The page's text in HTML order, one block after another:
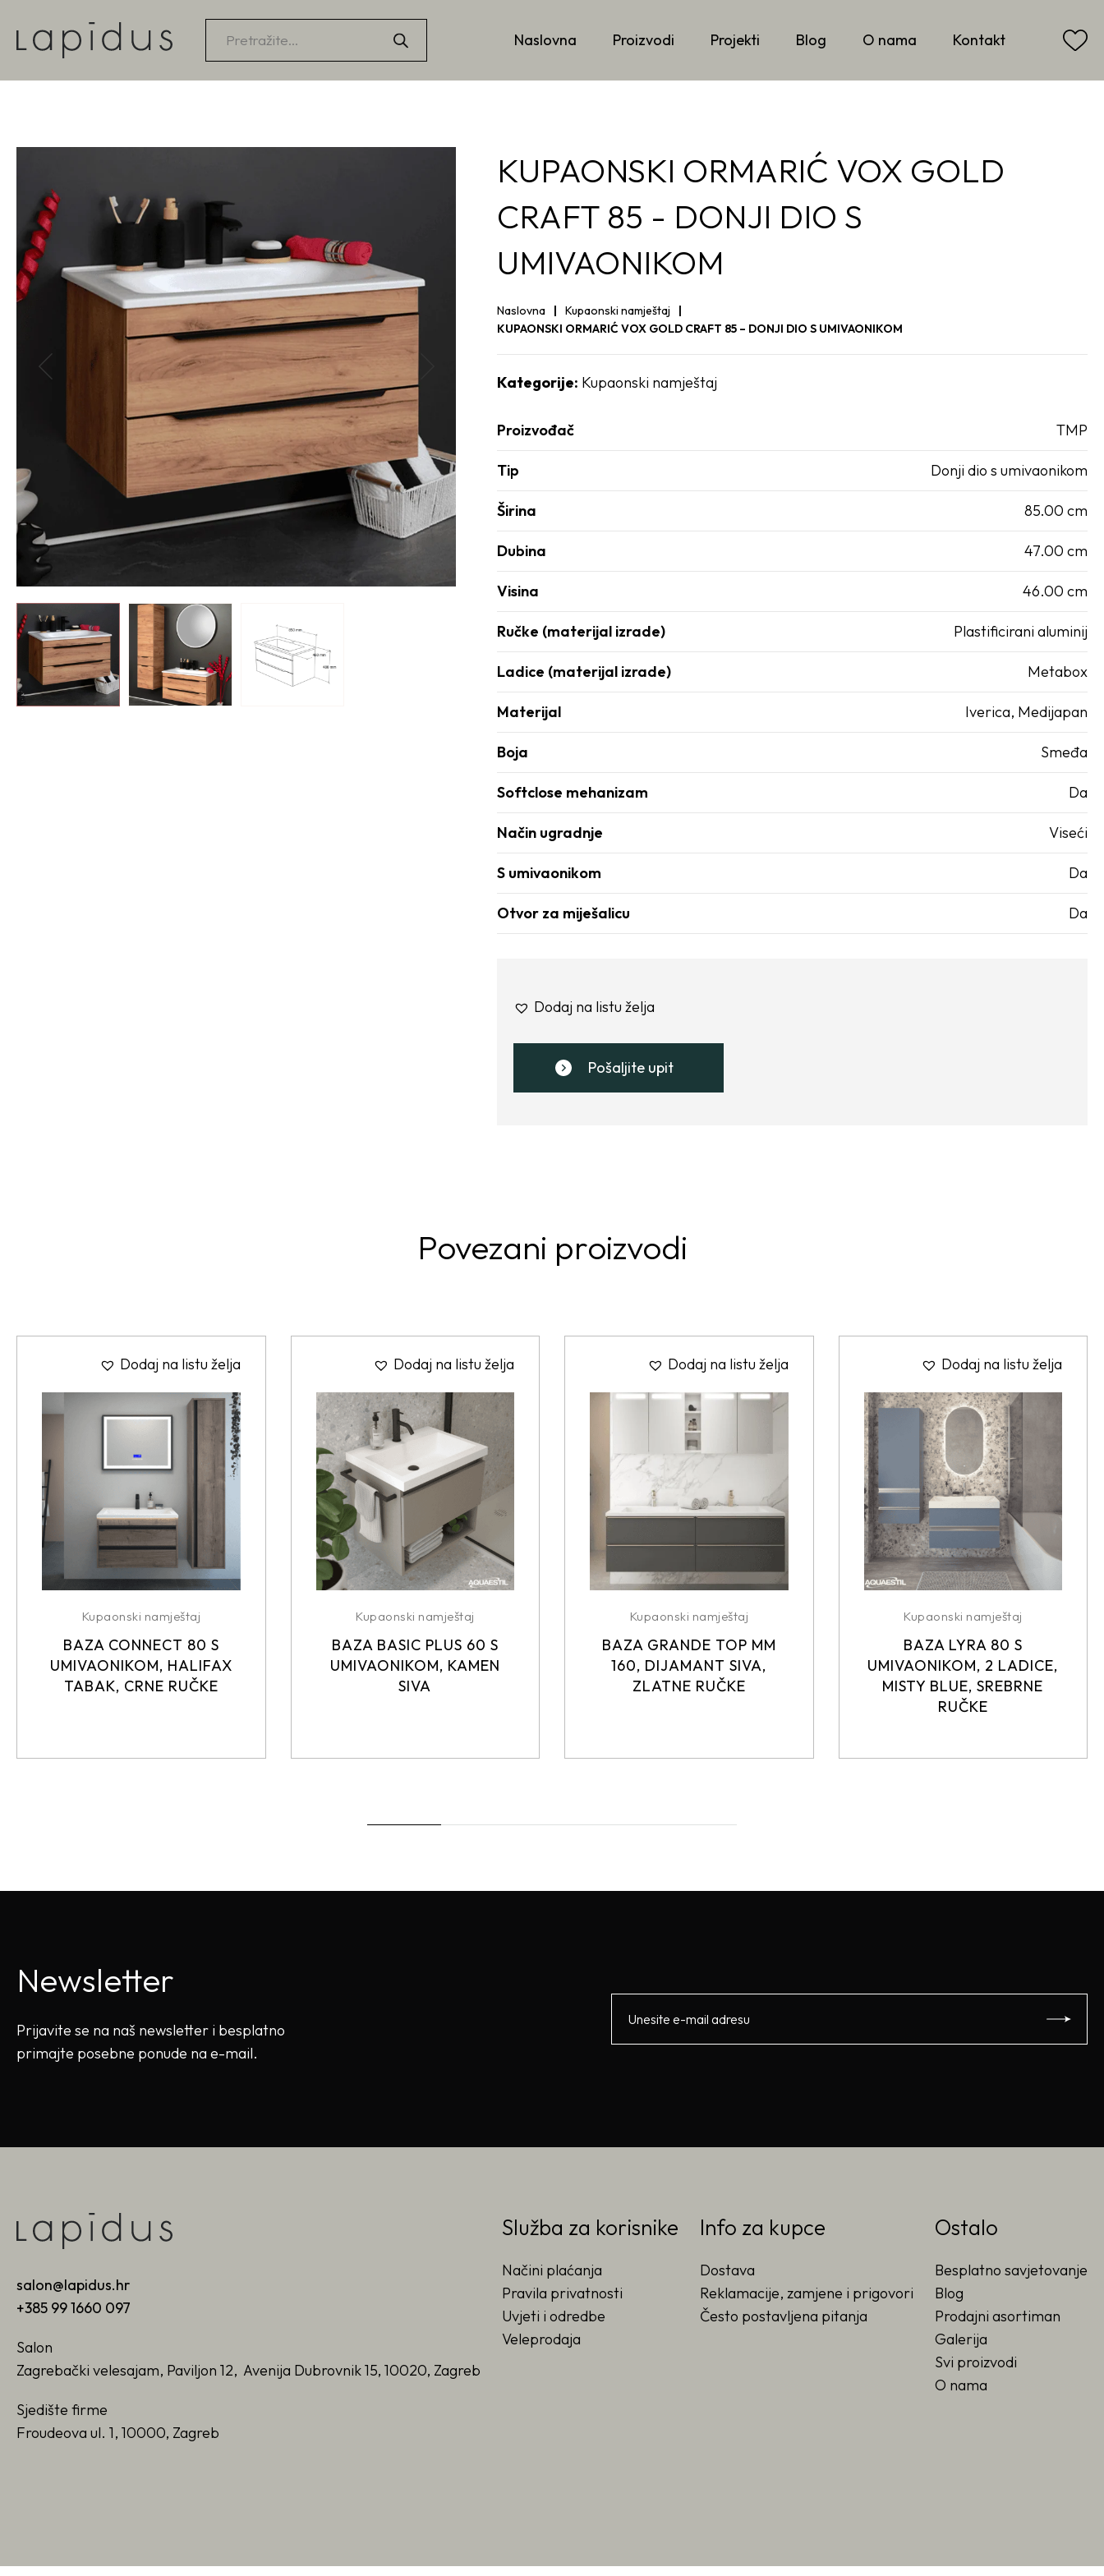
Products
search
Naslovna Proizvodi Projekti Blog O nama Kontakt
KUPAONSKI ORMARIĆ VOX GOLD
CRAFT 85 - DONJI DIO S
UMIVAONIKOM
Naslovna
Kupaonski namještaj
KUPAONSKI ORMARIĆ VOX GOLD CRAFT 85 – DONJI DIO S UMIVAONIKOM
Kategorije: Kupaonski namještaj
Proizvođač TMP
Tip Donji dio s umivaonikom
Širina 85.00 cm
Dubina 47.00 cm
Visina 46.00 cm
Ručke (materijal izrade) Plastificirani aluminij
Ladice (materijal izrade) Metabox
Materijal Iverica, Medijapan
Boja Smeđa
Softclose mehanizam Da
Način ugradnje Viseći
S umivaonikom Da
Otvor za miješalicu Da
Dodaj na listu želja
Pošaljite upit
Povezani proizvodi
Dodaj na listu želja
Kupaonski namještaj
BAZA CONNECT 80 S
UMIVAONIKOM, HALIFAX
TABAK, CRNE RUČKE
Dodaj na listu želja
Kupaonski namještaj
BAZA BASIC PLUS 60 S
UMIVAONIKOM, KAMEN
SIVA
Dodaj na listu želja
Kupaonski namještaj
BAZA GRANDE TOP MM
160, DIJAMANT SIVA,
ZLATNE RUČKE
Dodaj na listu želja
Kupaonski namještaj
BAZA LYRA 80 S
UMIVAONIKOM, 2 LADICE,
MISTY BLUE, SREBRNE
RUČKE
Newsletter
Prijavite se na naš newsletter i besplatno
primajte posebne ponude na e-mail.
salon@lapidus.hr
+385 99 1660 097
Salon
Zagrebački velesajam, Paviljon 12, Avenija Dubrovnik 15, 10020, Zagreb
Sjedište firme
Froudeova ul. 1, 10000, Zagreb
Služba za korisnike
Načini plaćanja
Pravila privatnosti
Uvjeti i odredbe
Veleprodaja
Info za kupce
Dostava
Reklamacije, zamjene i prigovori
Često postavljena pitanja
Ostalo
Besplatno savjetovanje
Blog
Prodajni asortiman
Galerija
Svi proizvodi
O nama